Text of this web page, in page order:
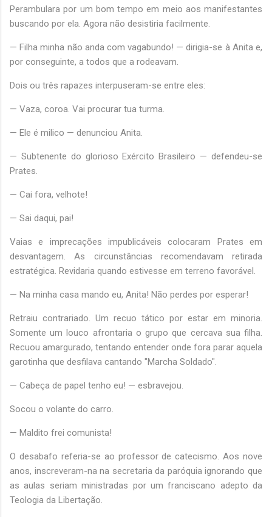
Perambulara por um bom tempo em meio aos manifestantes
buscando por ela. Agora não desistiria facilmente.
— Filha minha não anda com vagabundo! — dirigia-se à Anita e,
por conseguinte, a todos que a rodeavam.
Dois ou três rapazes interpuseram-se entre eles:
— Vaza, coroa. Vai procurar tua turma.
— Ele é milico — denunciou Anita.
— Subtenente do glorioso Exército Brasileiro — defendeu-se
Prates.
— Cai fora, velhote!
— Sai daqui, pai!
Vaias e imprecações impublicáveis colocaram Prates em
desvantagem. As circunstâncias recomendavam retirada
estratégica. Revidaria quando estivesse em terreno favorável.
— Na minha casa mando eu, Anita! Não perdes por esperar!
Retraiu contrariado. Um recuo tático por estar em minoria.
Somente um louco afrontaria o grupo que cercava sua filha.
Recuou amargurado, tentando entender onde fora parar aquela
garotinha que desfilava cantando "Marcha Soldado".
— Cabeça de papel tenho eu! — esbravejou.
Socou o volante do carro.
— Maldito frei comunista!
O desabafo referia-se ao professor de catecismo. Aos nove
anos, inscreveram-na na secretaria da paróquia ignorando que
as aulas seriam ministradas por um franciscano adepto da
Teologia da Libertação.